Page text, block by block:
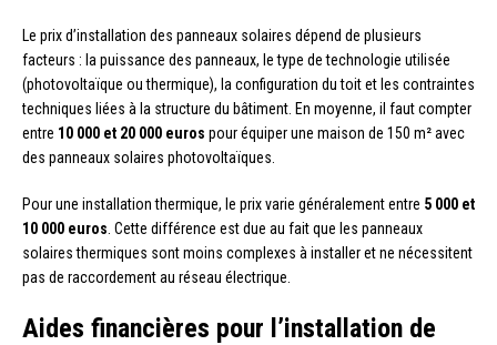
Le prix d’installation des panneaux solaires dépend de plusieurs
facteurs : la puissance des panneaux, le type de technologie utilisée
(photovoltaïque ou thermique), la configuration du toit et les contraintes
techniques liées à la structure du bâtiment. En moyenne, il faut compter
entre 10 000 et 20 000 euros pour équiper une maison de 150 m² avec
des panneaux solaires photovoltaïques.
Pour une installation thermique, le prix varie généralement entre 5 000 et
10 000 euros . Cette différence est due au fait que les panneaux
solaires thermiques sont moins complexes à installer et ne nécessitent
pas de raccordement au réseau électrique.
Aides financières pour l’installation de